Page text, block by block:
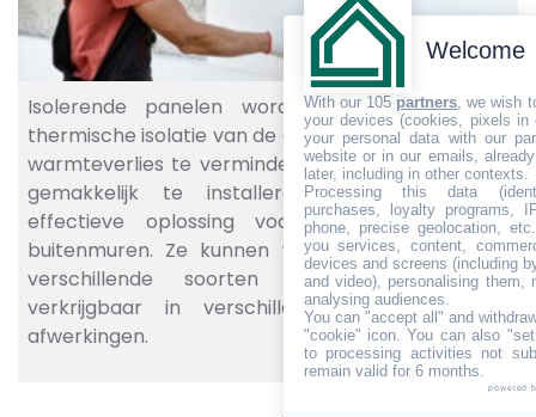
Isolerende panelen worden gebruikt om de
thermische isolatie van de gevel te verbeteren en
warmteverlies te verminderen. Deze panelen zijn
gemakkelijk te installeren en bieden een
effectieve oplossing voor het isoleren van
buitenmuren. Ze kunnen worden toegepast op
verschillende soorten gebouwen en zijn
verkrijgbaar in verschillende materialen en
afwerkingen.
Welcome
With our 105 partners , we wish
your devices (cookies, pixels
your personal data with our
website or in our emails,
later, including in other contexts.
Processing this data
purchases, loyalty programs,
phone, precise geolocation,
you services, content,
devices and screens (including
and video), personalising them,
analysing audiences.
You can "accept all" and
"cookie" icon. You can also
to processing activities not
remain valid for 6 months.
powered